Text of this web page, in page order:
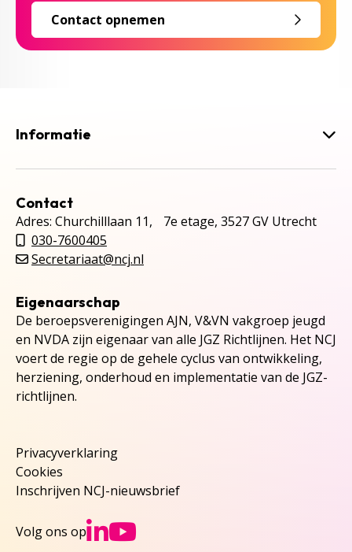
Contact opnemen
Informatie
Contact
Adres: Churchilllaan 11, 7e etage, 3527 GV Utrecht
030-7600405
Secretariaat@ncj.nl
Eigenaarschap
De beroepsverenigingen AJN, V&VN vakgroep jeugd
en NVDA zijn eigenaar van alle JGZ Richtlijnen. Het NCJ
voert de regie op de gehele cyclus van ontwikkeling,
herziening, onderhoud en implementatie van de JGZ-
richtlijnen.
Privacyverklaring
Cookies
Inschrijven NCJ-nieuwsbrief
Volg ons op Ga naar NCJs